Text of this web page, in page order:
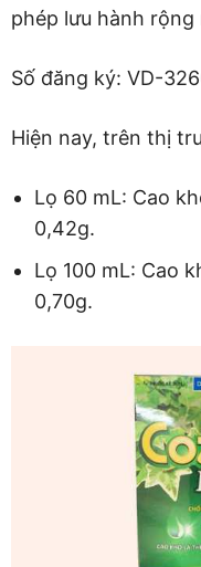
phép lưu hành
Số đăng ký: VD-
Hiện nay, trên thị
Lọ 60 mL: Cao
0,42g.
Lọ 100 mL: Cao
0,70g.